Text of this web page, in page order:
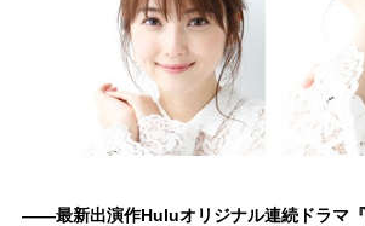
――最新出演作Huluオリジナル連続ドラマ